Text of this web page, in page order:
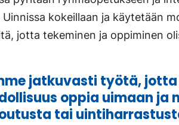
kokeillaan ja käytetään
jotta tekeminen ja oppiminen
jatkuvasti työtä, jotta
oppia uimaan ja
tai